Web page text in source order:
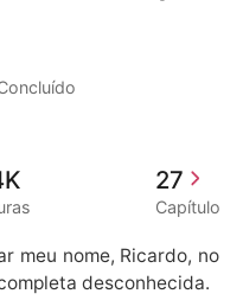
27
Capítulo
meu nome, Ricardo, no
desconhecida.